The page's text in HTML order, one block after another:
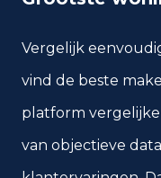
2000 tot 2010
2020 en later
Vergelijk
vind de beste
platform
van objectieve